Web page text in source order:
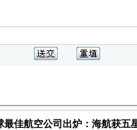
最佳航空公司出炉：海航获五